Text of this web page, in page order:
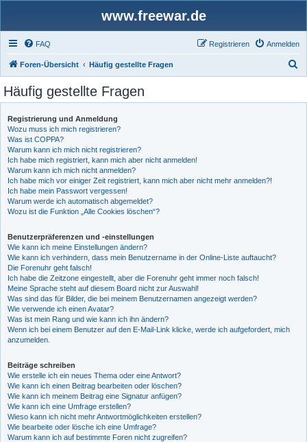
www.freewar.de
FAQ Anmelden
Registrieren
Foren-Übersicht Häufig gestellte Fragen
Häufig gestellte Fragen
Registrierung und Anmeldung
Wozu muss ich mich registrieren?
Was ist COPPA?
Warum kann ich mich nicht registrieren?
Ich habe mich registriert, kann mich aber nicht anmelden!
Warum kann ich mich nicht anmelden?
Ich habe mich vor einiger Zeit registriert, kann mich aber nicht mehr anmelden?!
Ich habe mein Passwort vergessen!
Warum werde ich automatisch abgemeldet?
Wozu ist die Funktion „Alle Cookies löschen“?
Benutzerpräferenzen und -einstellungen
Wie kann ich meine Einstellungen ändern?
Wie kann ich verhindern, dass mein Benutzername in der Online-Liste auftaucht?
Die Forenuhr geht falsch!
Ich habe die Zeitzone eingestellt, aber die Forenuhr geht immer noch falsch!
Meine Sprache steht auf diesem Board nicht zur Auswahl!
Was sind das für Bilder, die bei meinem Benutzernamen angezeigt werden?
Wie verwende ich einen Avatar?
Was ist mein Rang und wie kann ich ihn ändern?
Wenn ich bei einem Benutzer auf den E-Mail-Link klicke, werde ich aufgefordert, mich
anzumelden.
Beiträge schreiben
Wie erstelle ich ein neues Thema oder eine Antwort?
Wie kann ich einen Beitrag bearbeiten oder löschen?
Wie kann ich meinem Beitrag eine Signatur anfügen?
Wie kann ich eine Umfrage erstellen?
Wieso kann ich nicht mehr Antwortmöglichkeiten erstellen?
Wie bearbeite oder lösche ich eine Umfrage?
Warum kann ich auf bestimmte Foren nicht zugreifen?